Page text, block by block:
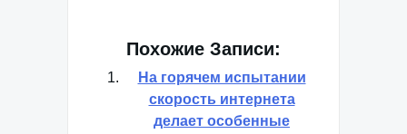
Похожие Записи:
На горячем испытании
скорость интернета
делает особенные